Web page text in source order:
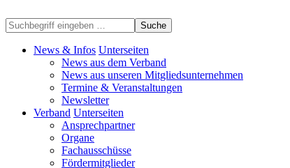
Suche
News & Infos Unterseiten
News aus dem Verband
News aus unseren Mitgliedsunternehmen
Termine & Veranstaltungen
Newsletter
Verband Unterseiten
Ansprechpartner
Organe
Fachausschüsse
Fördermitglieder